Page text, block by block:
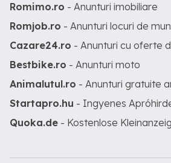
Romimo.ro - Anunturi imobiliare
Romjob.ro - Anunturi locuri de
Cazare24.ro - Anunturi cu oferte
Bestbike.ro - Anunturi moto
Animalutul.ro - Anunturi gratuite
Startapro.hu - Ingyenes
Quoka.de - Kostenlose